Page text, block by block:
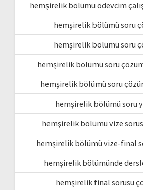
hemşirelik bölümü ödevcim
hemşirelik bölümü soru
hemşirelik bölümü soru
hemşirelik bölümü soru
hemşirelik bölümü soru
hemşirelik bölümü soru
hemşirelik bölümü vize
hemşirelik bölümü vize-final
hemşirelik bölümünde
hemşirelik final sorusu